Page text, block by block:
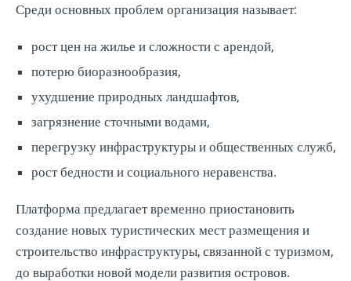
Среди основных проблем организация называет:
рост цен на жилье и сложности с арендой,
потерю биоразнообразия,
ухудшение природных ландшафтов,
загрязнение сточными водами,
перегрузку инфраструктуры и общественных служб,
рост бедности и социального неравенства.
Платформа предлагает временно приостановить
создание новых туристических мест размещения и
строительство инфраструктуры, связанной с туризмом,
до выработки новой модели развития островов.